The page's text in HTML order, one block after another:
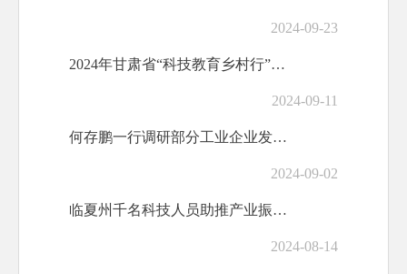
2024-09-23
2024年甘肃省“科技教育乡村行”活动走进临夏县
2024-09-11
何存鹏一行调研部分工业企业发展情况
2024-09-02
临夏州千名科技人员助推产业振兴行动肉羊体系技术团队来临夏县开展技...
2024-08-14